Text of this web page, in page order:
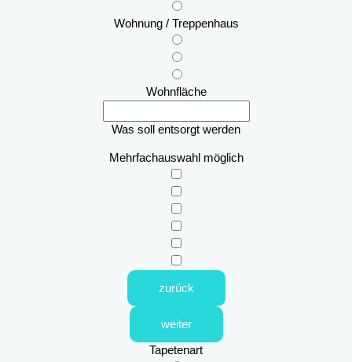
Wohnung / Treppenhaus
Wohnfläche
Was soll entsorgt werden
Mehrfachauswahl möglich
zurück
weiter
Tapetenart